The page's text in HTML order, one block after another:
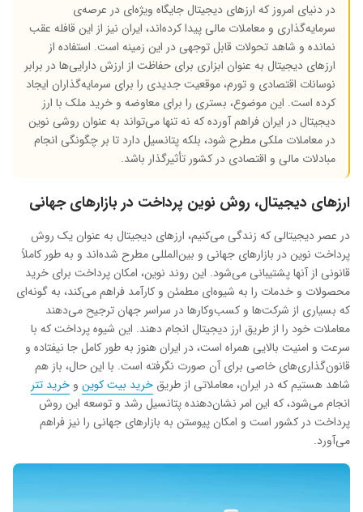
در دنیای امروز که ارزهای دیجیتال جایگاه ویژه‌ای در عرصه‌ی
سرمایه‌گذاری و معاملات مالی پیدا کرده‌اند، ایران نیز از این قافله عقب
نمانده و شاهد تحولات قابل توجهی در این زمینه است. استفاده از
ارزهای دیجیتال به عنوان ابزاری برای حفاظت از ارزش دارایی‌ها در برابر
نوسانات اقتصادی و تورم، موقعیت جدیدی را برای سرمایه‌گذاران ایجاد
کرده است. این موضوع، بستری را برای معاوضه و خرید ملک با ارز
دیجیتال در ایران فراهم آورده که نه تنها می‌تواند به عنوان روشی نوین
در معاملات ملکی مطرح شود، بلکه پتانسیل دارد تا بر چگونگی انجام
مبادلات مالی و اقتصادی در کشور تأثیرگذار باشد.
ارزهای دیجیتال، روش نوین پرداخت در بازارهای جهانی
در عصر دیجیتالی که زندگی می‌کنیم، ارزهای دیجیتال به عنوان یک روش
پرداخت نوین در بازارهای جهانی و بین‌المللی مطرح شده‌اند و به طور کاملاً
قانونی از آنها پشتیبانی می‌شود. این روند نوین، امکان پرداخت برای خرید
محصولات و خدمات را به شیوه‌ای مطمئن و کارآمد فراهم می‌کند، به گونه‌ای
که بسیاری از شرکت‌ها و کسب‌وکارها در سراسر جهان ترجیح می‌دهند
معاملات خود را از طریق ارز دیجیتال انجام دهند. این شیوه پرداخت که با
سرعت و امنیت بالایی همراه است، در ایران هنوز به طور کامل جا نیفتاده و
قانون‌گذاری‌های خاصی برای آن صورت نگرفته است. با این حال، باز هم
شاهد هستیم که در ایران، معاملاتی از طریق خرید بیت کوین و خرید تتر
انجام می‌شود، که این امر نشان‌دهنده پتانسیل رشد و توسعه این روش
پرداخت در کشور است و امکان پیوستن به بازارهای جهانی را نیز فراهم
می‌آورد.